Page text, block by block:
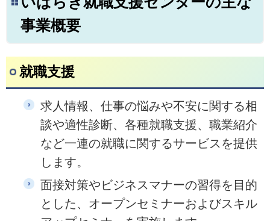
事業概要
就職支援
求人情報、仕事の悩みや不安に関する相
談や適性診断、各種就職支援、職業紹介
など一連の就職に関するサービスを提供
します。
面接対策やビジネスマナーの習得を目的
とした、オープンセミナーおよびスキル